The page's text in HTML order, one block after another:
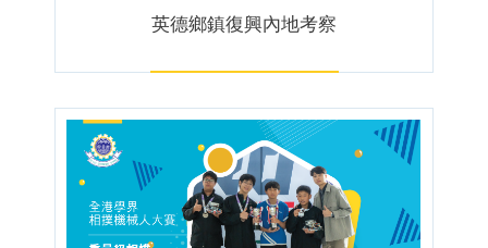
英德鄉鎮復興內地考察